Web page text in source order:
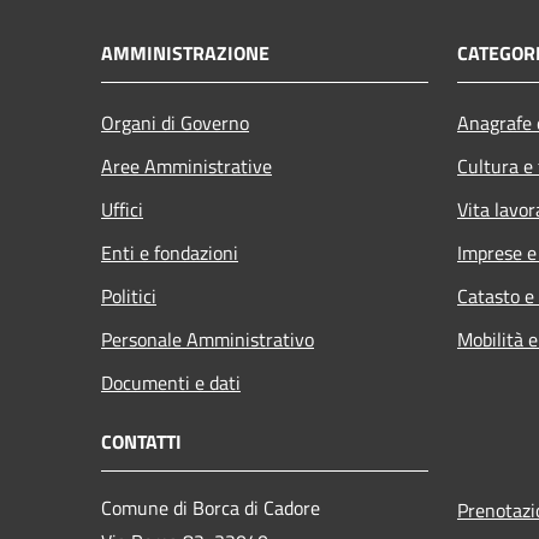
AMMINISTRAZIONE
Organi di Governo
Aree Amministrative
Uffici
Enti e fondazioni
Politici
Personale Amministrativo
Documenti e dati
Cultura
Vita
Imprese
Catasto
Mobilità
CONTATTI
Comune di Borca di Cadore